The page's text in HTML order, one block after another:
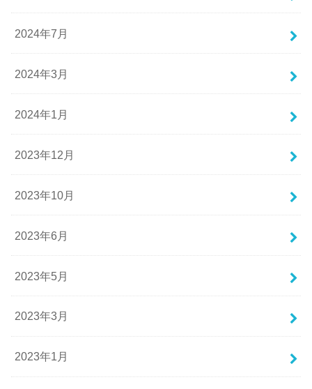
2024年7月
2024年3月
2024年1月
2023年12月
2023年10月
2023年6月
2023年5月
2023年3月
2023年1月